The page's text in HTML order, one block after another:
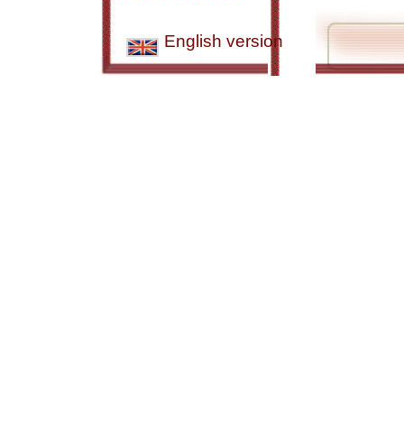
English version